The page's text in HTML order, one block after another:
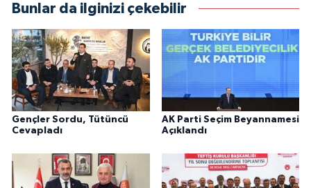
Bunlar da ilginizi çekebilir
Gençler Sordu, Tütüncü
Cevapladı
AK Parti Seçim Beyannamesi
Açıklandı